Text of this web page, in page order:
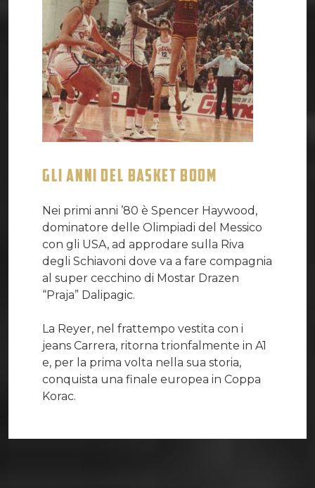
GLI ANNI DEL BASKET BOOM
Nei primi anni ’80 è Spencer Haywood,
dominatore delle Olimpiadi del Messico
con gli USA, ad approdare sulla Riva
degli Schiavoni dove va a fare compagnia
al super cecchino di Mostar Drazen
“Praja” Dalipagic.
La Reyer, nel frattempo vestita con i
jeans Carrera, ritorna trionfalmente in A1
e, per la prima volta nella sua storia,
conquista una finale europea in Coppa
Korac.